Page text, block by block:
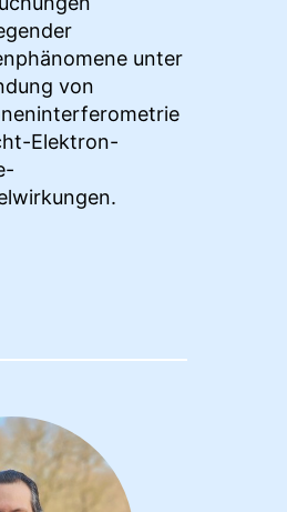
unter
von
Elektron-